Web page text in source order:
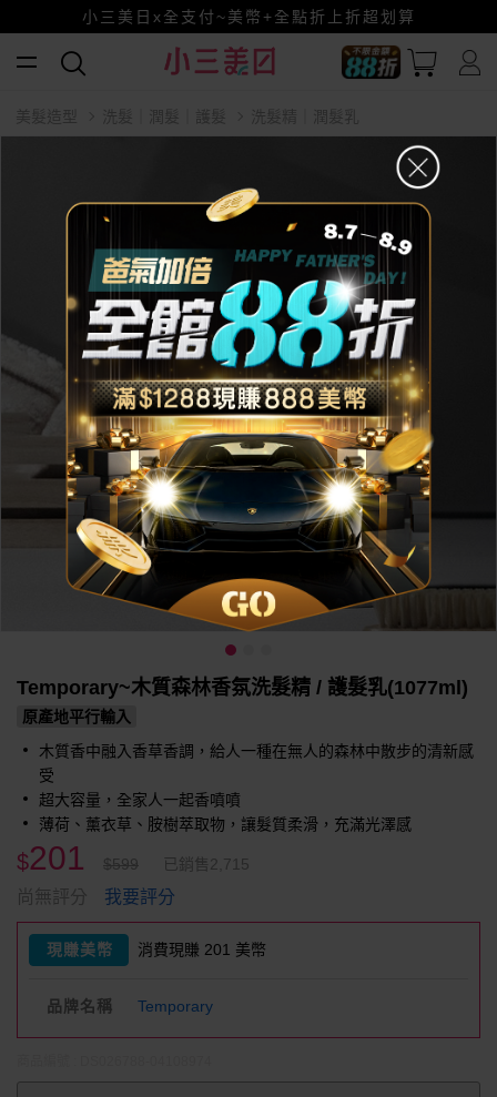
賺美幣~換好禮~立即換GO~
小三美日x全支付~美幣+全點折上折超划算
全館88折爸氣加倍！
美髮造型 洗髮｜潤髮｜護髮 洗髮精｜潤髮乳
Temporary~木質森林香氛洗髮精 / 護髮乳(1077ml)
原產地平行輸入
木質香中融入香草香調，給人一種在無人的森林中散步的清新感
受
超大容量，全家人一起香噴噴
薄荷、薰衣草、胺樹萃取物，讓髮質柔滑，充滿光澤感
$201 $599 已銷售2,715
尚無評分 我要評分
現賺美幣 消費現賺 201 美幣
品牌名稱 Temporary